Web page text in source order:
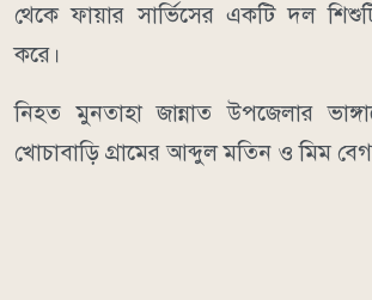
থেকে ফায়ার সার্ভিসের একটি দল
করে।
নিহত মুনতাহা জান্নাত উপজেলার
খোচাবাড়ি গ্রামের আব্দুল মতিন ও মিম